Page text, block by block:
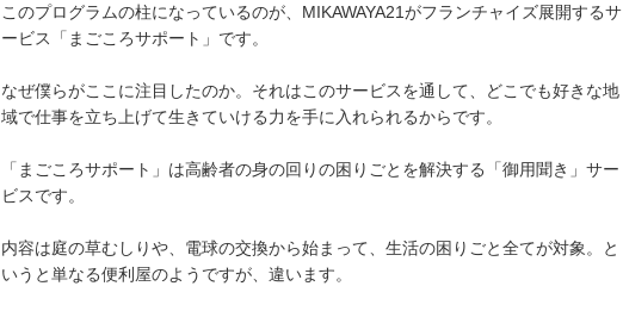
このプログラムの柱になっているのが、MIKAWAYA21がフランチャイズ展開するサ
ービス「まごころサポート」です。
なぜ僕らがここに注目したのか。それはこのサービスを通して、どこでも好きな地
域で仕事を立ち上げて生きていける力を手に入れられるからです。
「まごころサポート」は高齢者の身の回りの困りごとを解決する「御用聞き」サー
ビスです。
内容は庭の草むしりや、電球の交換から始まって、生活の困りごと全てが対象。と
いうと単なる便利屋のようですが、違います。